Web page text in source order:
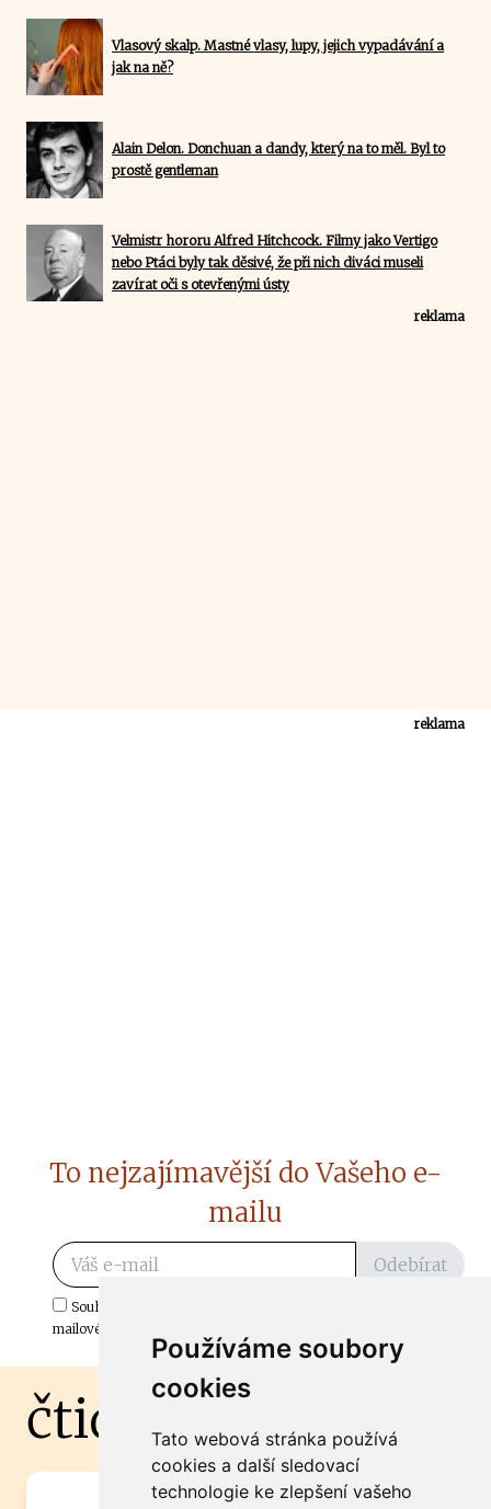
Používáme soubory
cookies
Tato webová stránka používá
cookies a další sledovací
technologie ke zlepšení vašeho
Vlasový skalp. Mastné vlasy, lupy, jejich vypadávání a
jak na ně?
Alain Delon. Donchuan a dandy, který na to měl. Byl to
prostě gentleman
Velmistr hororu Alfred Hitchcock. Filmy jako Vertigo
nebo Ptáci byly tak děsivé, že při nich diváci museli
zavírat oči s otevřenými ústy
reklama
reklama
To nejzajímavější do Vašeho e-
mailu
Odebírat
Souhlasím s odběrem důležitých zpráv ze ČtiDoma.cz do mé e-
mailové schránky.
čtidoma.cz